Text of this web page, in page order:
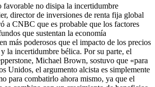
favorable no disipa la incertidumbre
director de inversiones de renta fija global
a CNBC que es probable que los factores
que sustentan la economía
más poderosos que el impacto de los precios
la incertidumbre bélica. Por su parte, el
Michael Brown, sostuvo que «para
Unidos, el argumento alcista es simplemente
para combatirlo ahora mismo, ya que el